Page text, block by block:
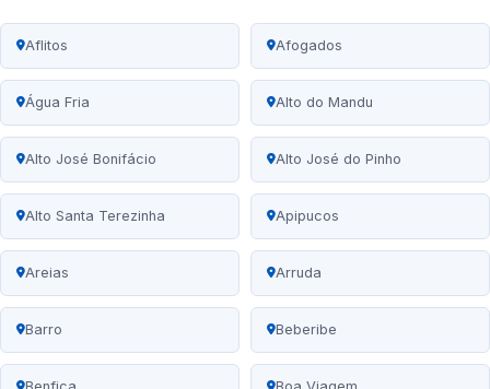
Aflitos Afogados
Água Fria Alto do Mandu
Alto José Bonifácio Alto José do Pinho
Alto Santa Terezinha Apipucos
Areias Arruda
Barro Beberibe